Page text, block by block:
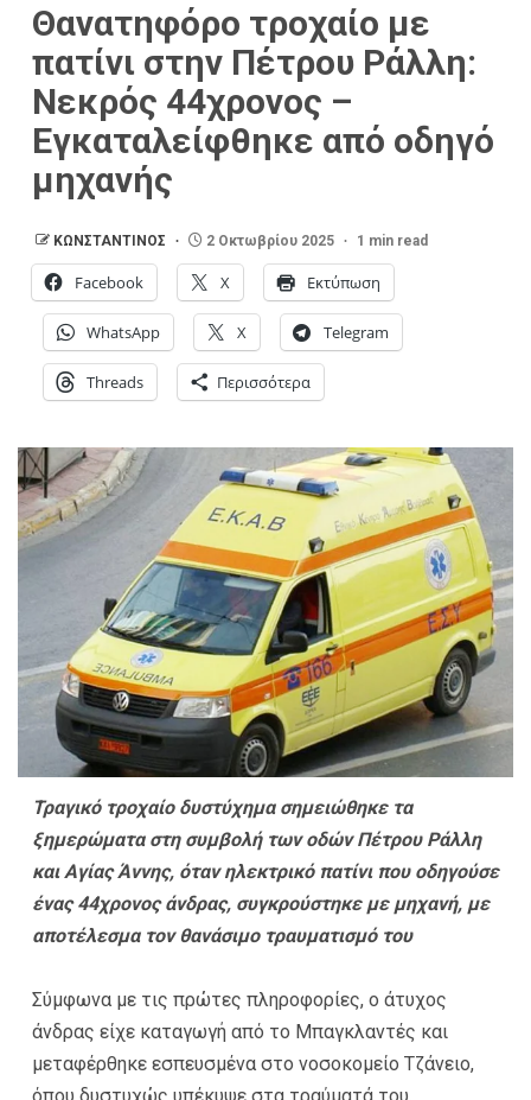
Θανατηφόρο τροχαίο με
πατίνι στην Πέτρου Ράλλη:
Νεκρός 44χρονος –
Εγκαταλείφθηκε από οδηγό
μηχανής
ΚΩΝΣΤΑΝΤΙΝΟΣ 2 Οκτωβρίου 2025 1 min read
Facebook X Εκτύπωση
WhatsApp X Telegram
Threads Περισσότερα
Τραγικό τροχαίο δυστύχημα σημειώθηκε τα
ξημερώματα στη συμβολή των οδών Πέτρου Ράλλη
και Αγίας Άννης, όταν ηλεκτρικό πατίνι που οδηγούσε
ένας 44χρονος άνδρας, συγκρούστηκε με μηχανή, με
αποτέλεσμα τον θανάσιμο τραυματισμό του
Σύμφωνα με τις πρώτες πληροφορίες, ο άτυχος
άνδρας είχε καταγωγή από το Μπαγκλαντές και
μεταφέρθηκε εσπευσμένα στο νοσοκομείο Τζάνειο,